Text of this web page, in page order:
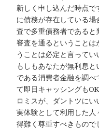
新しく申し込んだ時点
に債務が存在している
査で多重債務者であると
審査を通るということ
うことは必定と言ってい
もしもあなたが無利息
である消費者金融を調べ
て即日キャッシングも
ロミスが、ダントツにい
実体験として利用した人
得難く尊重すべきもの